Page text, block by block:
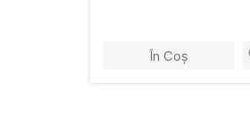
În Coș